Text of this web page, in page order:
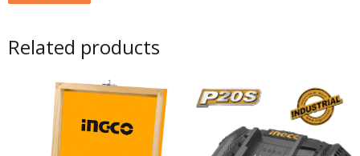
Related products